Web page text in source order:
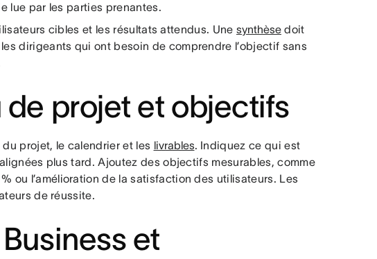
lue par les parties prenantes.
cibles et les résultats attendus. Une synthèsedoit
dirigeants qui ont besoin de comprendre l’objectif sans
de projet et objectifs
projet, le calendrier et les livrables. Indiquez ce qui est
plus tard. Ajoutez des objectifs mesurables, comme
ou l’amélioration de la satisfaction des utilisateurs. Les
de réussite.
et